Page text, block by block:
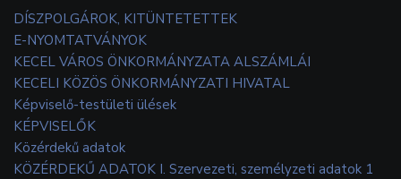
DÍSZPOLGÁROK, KITÜNTETETTEK
E-NYOMTATVÁNYOK
KECEL VÁROS ÖNKORMÁNYZATA ALSZÁMLÁI
KECELI KÖZÖS ÖNKORMÁNYZATI HIVATAL
Képviselő-testületi ülések
KÉPVISELŐK
Közérdekű adatok
KÖZÉRDEKŰ ADATOK I. Szervezeti, személyzeti adatok 1